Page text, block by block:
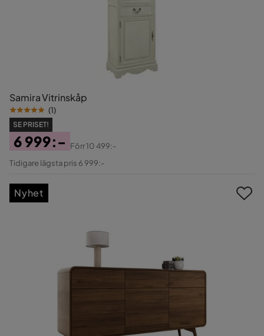
Samira Vitrinskåp
(1)
SE PRISET!
Pris
6 999:-
Original
Förr10 499:-
Tidigare lägsta pris 6 999:-
Nyhet